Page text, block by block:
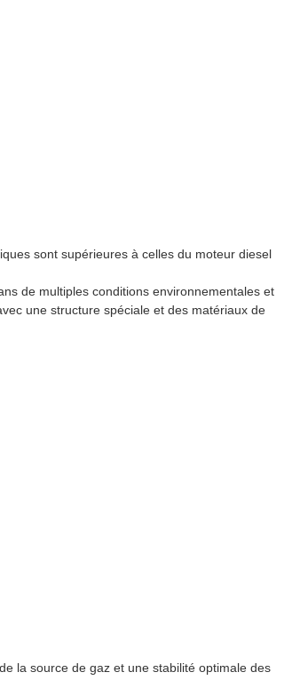
sont supérieures à celles du moteur diesel
de multiples conditions environnementales et
une structure spéciale et des matériaux de
la source de gaz et une stabilité optimale des